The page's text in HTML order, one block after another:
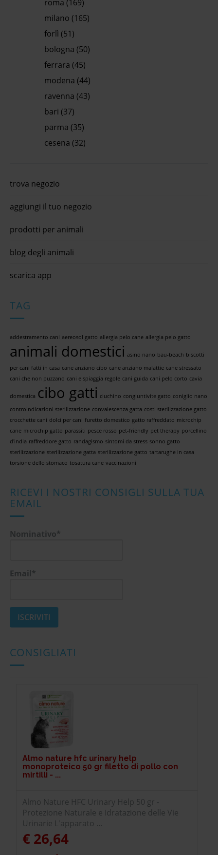
roma (169)
milano (165)
forlì (51)
bologna (50)
ferrara (45)
modena (44)
ravenna (43)
bari (37)
parma (35)
cesena (32)
trova negozio
aggiungi il tuo negozio
prodotti per animali
blog degli animali
scarica app
TAG
addestramento cani aereosol gatto allergia pelo cane allergia pelo gatto
animali domestici asino nano bau-beach biscotti
per cani fatti in casa cane anziano cibo cane anziano malattie cane stressato
cani che non puzzano cani e spiaggia regole cani guida cani pelo corto cavia
domestica cibo gatti ciuchino congiuntivite gatto coniglio nano
controindicazioni sterilizzazione convalescenza gatta costi sterilizzazione gatto
crocchette cani dolci per cani furetto domestico gatto raffreddato microchip
cane microchip gatto parassiti pesce rosso pet-friendly pet therapy porcellino
d'india raffreddore gatto randagismo sintomi da stress sonno gatto
sterilizzazione sterilizzazione gatta sterilizzazione gatto tartarughe in casa
torsione dello stomaco tosatura cane vaccinazioni
RICEVI I NOSTRI CONSIGLI SULLA TUA
EMAIL
Nominativo*
Email*
CONSIGLIATI
Almo nature hfc urinary help
monoproteico 50 gr filetto di pollo con
mirtilli - ...
Almo Nature HFC Urinary Help 50 gr -
Protezione Naturale e Idratazione delle Vie
Urinarie L'apparato ...
€ 26,64